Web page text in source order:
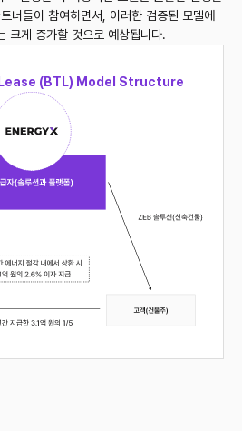
너들이 참여하면서, 이러한 검증된 모델에
크게 증가할 것으로 예상됩니다.
(BTL) Model Structure